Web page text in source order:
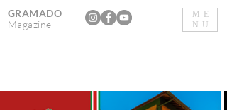
ME
NU
GRAMADO
Magazine